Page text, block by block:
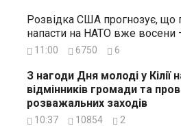
Розвідка США прогнозує, що
напасти на НАТО вже восени
11:00 6750 6
З нагоди Дня молоді у Кілії
відмінників громади та
розважальних заходів
10:37 10854 2